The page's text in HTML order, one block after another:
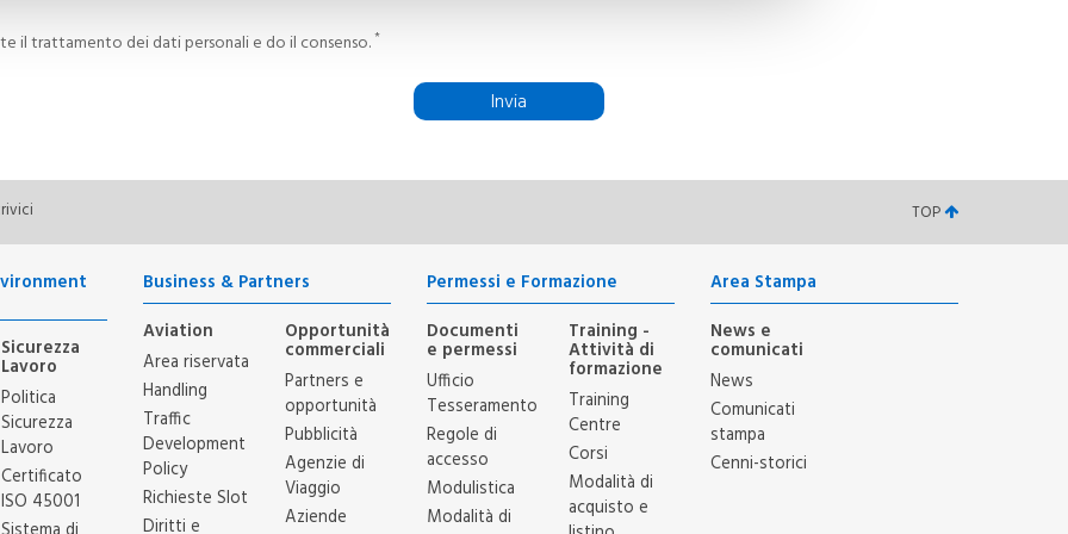
sul consenso espresso ai sensi dell’art. 6 par. 1 lett. a) del Regolamento GDPR
compilazione del modulo “contatti” sono raccolti e trattati al fine di meglio
alle segnalazioni ricevute.
e verranno custoditi e controllati mediante adozione di idonee misure
e distruzione, di accesso non autorizzato, di trattamento non consentito
, tuttavia il mancato conferimento dei dati comporta l’impossibilità di prendere in
di darvi riscontro.
il trattamento dei dati personali e do il consenso.*
Invia
TOP
Sicurezza
Lavoro
Politica
Sicurezza
Lavoro
Certificato
ISO 45001
Business & Partners
Aviation
Area riservata
Handling
Traffic
Development
Policy
Richieste Slot
Diritti e
Opportunità
commerciali
Partners e
opportunità
Pubblicità
Agenzie di
Viaggio
Aziende
Permessi e Formazione
Documenti
e permessi
Ufficio
Tesseramento
Regole di
accesso
Modulistica
Modalità di
Training -
Attività di
formazione
Training
Centre
Corsi
Modalità di
acquisto e
Area Stampa
News e
comunicati
News
Comunicati
stampa
Cenni-storici